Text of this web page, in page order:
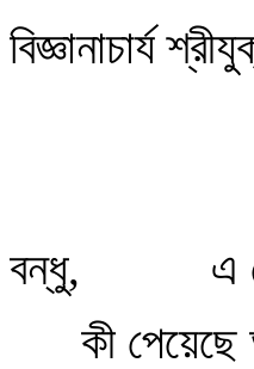
বিজ্ঞানাচার্য
বন্ধু,
এ
কী